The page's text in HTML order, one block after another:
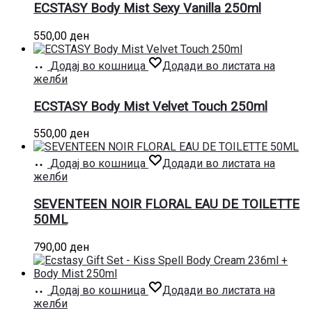
ECSTASY Body Mist Sexy Vanilla 250ml
550,00 ден
Додај во кошница
Додади во листата на
желби
ECSTASY Body Mist Velvet Touch 250ml
550,00 ден
Додај во кошница
Додади во листата на
желби
SEVENTEEN NOIR FLORAL EAU DE TOILETTE
50ML
790,00 ден
Додај во кошница
Додади во листата на
желби